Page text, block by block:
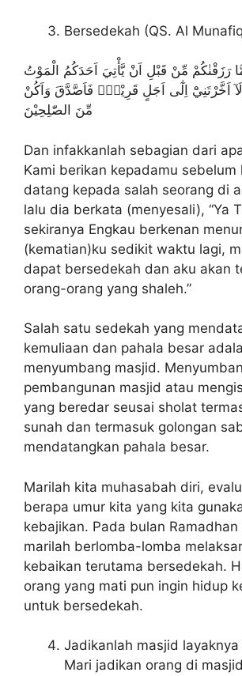
Bersedekah (QS. Al
رَزَقْنٰكُمْ مِّنْ قَبْلِ اَنْ يَّأْتِيَ اَحَدَكُمُ الْمَوْتُ
اَخَّرْتَنِيْٓ اِلٰٓى اَجَلٍ قَرِيْبٍۚ فَاَصَّدَّقَ وَاَكُنْ
مِّنَ الصّٰلِحِيْنَ
Dan infakkanlah sebagian dari
Kami berikan kepadamu sebelum
datang kepada salah seorang di
lalu dia berkata (menyesali), “Ya
sekiranya Engkau berkenan
(kematian)ku sedikit waktu lagi,
dapat bersedekah dan aku akan
orang-orang yang shaleh.”
Salah satu sedekah yang
kemuliaan dan pahala besar
menyumbang masjid.
pembangunan masjid atau
yang beredar seusai sholat
sunah dan termasuk golongan
mendatangkan pahala besar.
Marilah kita muhasabah diri,
berapa umur kita yang kita
kebajikan. Pada bulan
marilah berlomba-lomba
kebaikan terutama bersedekah.
orang yang mati pun ingin hidup
untuk bersedekah.
Jadikanlah masjid
Mari jadikan orang di